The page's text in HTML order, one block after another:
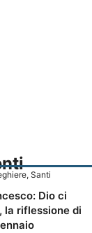
, Santi
Dio ci
la riflessione di